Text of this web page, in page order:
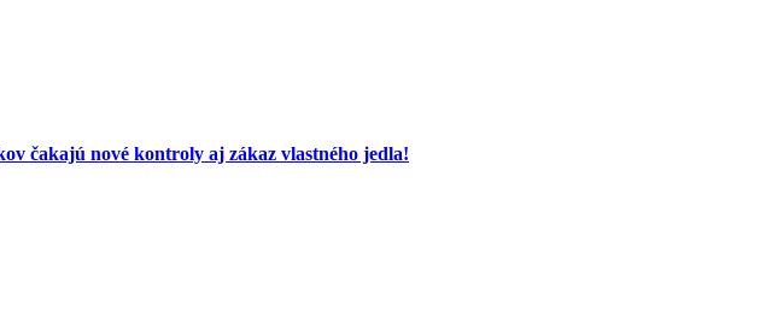
čakajú nové kontroly aj zákaz vlastného jedla!